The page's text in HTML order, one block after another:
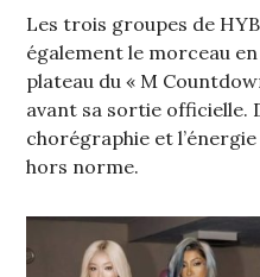
Les trois groupes de
également le morceau
plateau du « M
avant sa sortie officielle.
chorégraphie et
hors norme.